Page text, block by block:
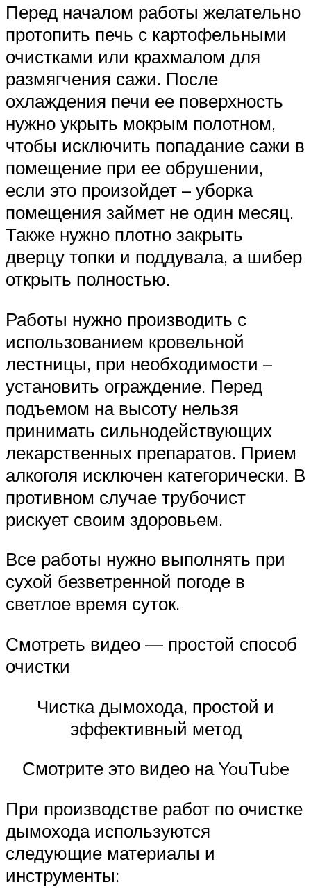
Перед началом работы желательно
протопить печь с картофельными
очистками или крахмалом для
размягчения сажи. После
охлаждения печи ее поверхность
нужно укрыть мокрым полотном,
чтобы исключить попадание сажи в
помещение при ее обрушении,
если это произойдет – уборка
помещения займет не один месяц.
Также нужно плотно закрыть
дверцу топки и поддувала, а шибер
открыть полностью.
Работы нужно производить с
использованием кровельной
лестницы, при необходимости –
установить ограждение. Перед
подъемом на высоту нельзя
принимать сильнодействующих
лекарственных препаратов. Прием
алкоголя исключен категорически. В
противном случае трубочист
рискует своим здоровьем.
Все работы нужно выполнять при
сухой безветренной погоде в
светлое время суток.
Смотреть видео — простой способ
очистки
Чистка дымохода, простой и
эффективный метод
Смотрите это видео на YouTube
При производстве работ по очистке
дымохода используются
следующие материалы и
инструменты: